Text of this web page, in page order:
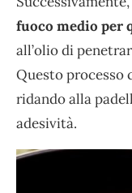
fuoco medio per
all’olio di
Questo processo
ridando alla
adesività.